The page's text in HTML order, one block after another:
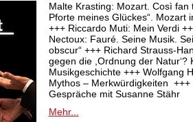
Malte Krasting: Mozart. Così fan
Pforte meines Glückes“. Mozart
+++ Riccardo Muti: Mein Verdi
Nectoux: Fauré. Seine Musik.
obscur“ +++ Richard Strauss-
gegen die ,Ordnung der
Musikgeschichte +++ Wolfgang
Mythos – Merkwürdigkeiten
Gespräche mit Susanne Stähr
Mehr...